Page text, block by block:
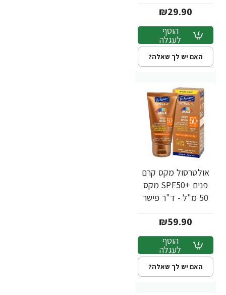
₪29.90
הוסף
לעגלה
האם יש לך שאלה?
אולטרסול מקס קרם
פנים +SPF50 מקס
50 מ"ל - ד"ר פישר
₪59.90
הוסף
לעגלה
האם יש לך שאלה?